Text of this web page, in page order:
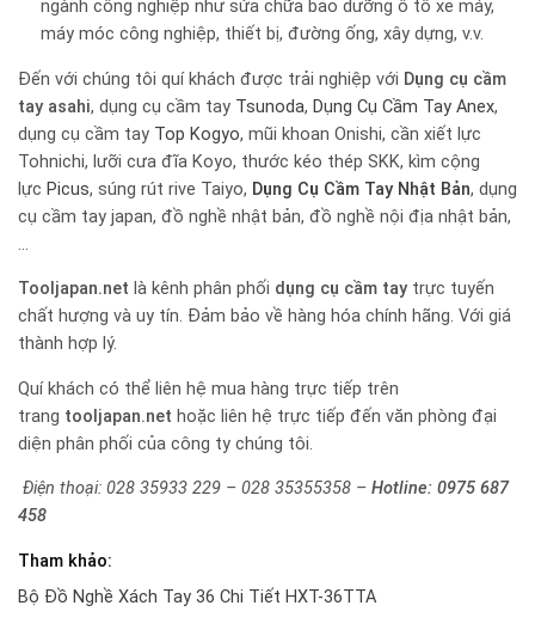
ngành công nghiệp như sửa chữa bảo dưỡng ô tô xe máy,
máy móc công nghiệp, thiết bị, đường ống, xây dựng, v.v.
Đến với chúng tôi quí khách được trải nghiệp với Dụng cụ cầm
tay asahi, dụng cụ cầm tay Tsunoda, Dụng Cụ Cầm Tay Anex,
dụng cụ cầm tay Top Kogyo, mũi khoan Onishi, cần xiết lực
Tohnichi, lưỡi cưa đĩa Koyo, thước kéo thép SKK, kìm cộng
lực Picus, súng rút rive Taiyo, Dụng Cụ Cầm Tay Nhật Bản, dụng
cụ cầm tay japan, đồ nghề nhật bản, đồ nghề nội địa nhật bản,
…
Tooljapan.net là kênh phân phối dụng cụ cầm tay trực tuyến
chất hượng và uy tín. Đảm bảo về hàng hóa chính hãng. Với giá
thành hợp lý.
Quí khách có thể liên hệ mua hàng trực tiếp trên
trang tooljapan.net hoặc liên hệ trực tiếp đến văn phòng đại
diện phân phối của công ty chúng tôi.
Điện thoại: 028 35933 229 – 028 35355358 – Hotline: 0975 687
458
Tham khảo:
Bộ Đồ Nghề Xách Tay 36 Chi Tiết HXT-36TTA